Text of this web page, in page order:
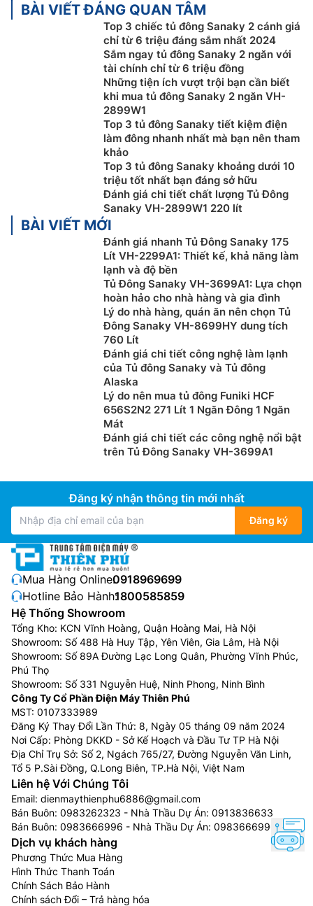
Ngoài ra,tủ đôngSanaky dàn đồng VH-2899W1 này
có nhiệt độ làm lạnh của từng ngăn là ngăn đông :
0oC~ -18oC; ngăn mát: 0oC ~ 10oC. Hơn nữa, tủ sử
dụng gas R600a giúp làm lạnh ổn định và thân thiện
BÀI VIẾT ĐÁNG QUAN TÂM
Top 3 chiếc tủ đông Sanaky 2 cánh giá
chỉ từ 6 triệu đáng sắm nhất 2024
Sắm ngay tủ đông Sanaky 2 ngăn với
tài chính chỉ từ 6 triệu đồng
Những tiện ích vượt trội bạn cần biết
khi mua tủ đông Sanaky 2 ngăn VH-
2899W1
Top 3 tủ đông Sanaky tiết kiệm điện
làm đông nhanh nhất mà bạn nên tham
khảo
Top 3 tủ đông Sanaky khoảng dưới 10
triệu tốt nhất bạn đáng sở hữu
Đánh giá chi tiết chất lượng Tủ Đông
Sanaky VH-2899W1 220 lít
BÀI VIẾT MỚI
Đánh giá nhanh Tủ Đông Sanaky 175
Lít VH-2299A1: Thiết kế, khả năng làm
lạnh và độ bền
Tủ Đông Sanaky VH-3699A1: Lựa chọn
hoàn hảo cho nhà hàng và gia đình
Lý do nhà hàng, quán ăn nên chọn Tủ
Đông Sanaky VH-8699HY dung tích
760 Lít
Đánh giá chi tiết công nghệ làm lạnh
của Tủ đông Sanaky và Tủ đông
Alaska
Lý do nên mua tủ đông Funiki HCF
656S2N2 271 Lít 1 Ngăn Đông 1 Ngăn
Mát
Đánh giá chi tiết các công nghệ nổi bật
trên Tủ Đông Sanaky VH-3699A1
Đăng ký nhận thông tin mới nhất
Đăng ký
Mua Hàng Online:0918969699
Hotline Bảo Hành:1800585859
Hệ Thống Showroom
Tổng Kho: KCN Vĩnh Hoàng, Quận Hoàng Mai, Hà Nội
Showroom: Số 488 Hà Huy Tập, Yên Viên, Gia Lâm, Hà Nội
Showroom: Số 89A Đường Lạc Long Quân, Phường Vĩnh Phúc,
Phú Thọ
Showroom: Số 331 Nguyễn Huệ, Ninh Phong, Ninh Bình
Công Ty Cổ Phần Điện Máy Thiên Phú
MST: 0107333989
Đăng Ký Thay Đổi Lần Thứ: 8, Ngày 05 tháng 09 năm 2024
Nơi Cấp: Phòng DKKD - Sở Kế Hoạch và Đầu Tư TP Hà Nội
Địa Chỉ Trụ Sở: Số 2, Ngách 765/27, Đường Nguyễn Văn Linh,
Tổ 5 P.Sài Đồng, Q.Long Biên, TP.Hà Nội, Việt Nam
Liên hệ Với Chúng Tôi
Email: dienmaythienphu6886@gmail.com
Bán Buôn: 0983262323 - Nhà Thầu Dự Án: 0913836633
Bán Buôn: 0983666996 - Nhà Thầu Dự Án: 0983666996
Dịch vụ khách hàng
Phương Thức Mua Hàng
Hình Thức Thanh Toán
Chính Sách Bảo Hành
Chính sách Đổi – Trả hàng hóa